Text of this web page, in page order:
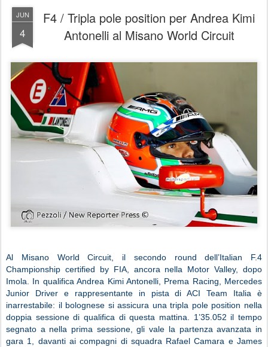
JUN
4
F4 / Tripla pole position per Andrea Kimi
Antonelli al Misano World Circuit
Al Misano World Circuit, il secondo round dell’Italian F.4
Championship certified by FIA, ancora nella Motor Valley, dopo
Imola. In qualifica Andrea Kimi Antonelli, Prema Racing, Mercedes
Junior Driver e rappresentante in pista di ACI Team Italia è
inarrestabile: il bolognese si assicura una tripla pole position nella
doppia sessione di qualifica di questa mattina. 1’35.052 il tempo
segnato a nella prima sessione, gli vale la partenza avanzata in
gara 1, davanti ai compagni di squadra Rafael Camara e James